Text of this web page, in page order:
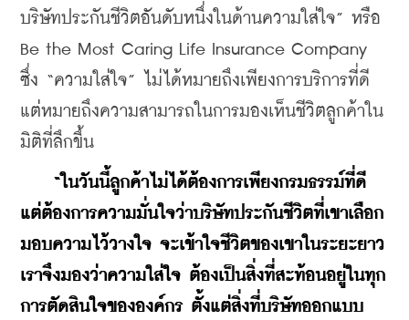
บริษัทประกันชีวิตอันดับหนึ่งในด้านความใส่ใจ” หรือ
Be the Most Caring Life Insurance Company
ซึ่ง “ความใส่ใจ” ไม่ได้หมายถึงเพียงการบริการที่ดี
แต่หมายถึงความสามารถในการมองเห็นชีวิตลูกค้าใน
มิติที่ลึกขึ้น
“ในวันนี้ลูกค้าไม่ได้ต้องการเพียงกรมธรรม์ที่ดี
แต่ต้องการความมั่นใจว่าบริษัทประกันชีวิตที่เขาเลือก
มอบความไว้วางใจ จะเข้าใจชีวิตของเขาในระยะยาว
เราจึงมองว่าความใส่ใจ ต้องเป็นสิ่งที่สะท้อนอยู่ในทุก
การตัดสินใจขององค์กร ตั้งแต่สิ่งที่บริษัทออกแบบ